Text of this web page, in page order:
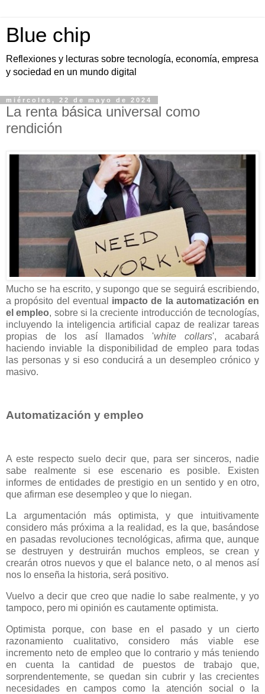
Blue chip
Reflexiones y lecturas sobre tecnología, economía, empresa
y sociedad en un mundo digital
miércoles, 22 de mayo de 2024
La renta básica universal como
rendición
Mucho se ha escrito, y supongo que se seguirá escribiendo,
a propósito del eventual impacto de la automatización en
el empleo, sobre si la creciente introducción de tecnologías,
incluyendo la inteligencia artificial capaz de realizar tareas
propias de los así llamados 'white collars', acabará
haciendo inviable la disponibilidad de empleo para todas
las personas y si eso conducirá a un desempleo crónico y
masivo.
Automatización y empleo
A este respecto suelo decir que, para ser sinceros, nadie
sabe realmente si ese escenario es posible. Existen
informes de entidades de prestigio en un sentido y en otro,
que afirman ese desempleo y que lo niegan.
La argumentación más optimista, y que intuitivamente
considero más próxima a la realidad, es la que, basándose
en pasadas revoluciones tecnológicas, afirma que, aunque
se destruyen y destruirán muchos empleos, se crean y
crearán otros nuevos y que el balance neto, o al menos así
nos lo enseña la historia, será positivo.
Vuelvo a decir que creo que nadie lo sabe realmente, y yo
tampoco, pero mi opinión es cautamente optimista.
Optimista porque, con base en el pasado y un cierto
razonamiento cualitativo, considero más viable ese
incremento neto de empleo que lo contrario y más teniendo
en cuenta la cantidad de puestos de trabajo que,
sorprendentemente, se quedan sin cubrir y las crecientes
necesidades en campos como la atención social o la